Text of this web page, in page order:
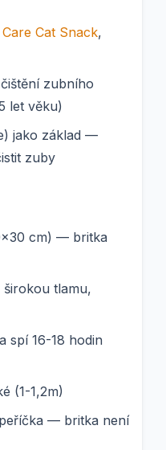
Cat Snack,
zubního
let věku)
jako základ —
zuby
cm) — britka
širokou tlamu,
spí 16-18 hodin
(1-1,2m)
— britka není